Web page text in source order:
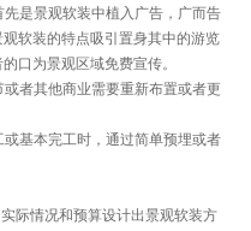
是景观软装中植入广告，广而告
软装的特点吸引置身其中的游览
口为景观区域免费宣传。
者其他商业需要重新布置或者更
基本完工时，通过简单预埋或者
际情况和预算设计出景观软装方